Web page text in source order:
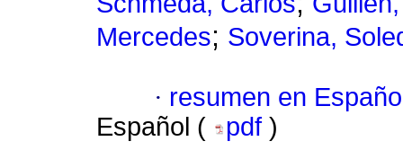
Mercedes; Soverina,
· resumen en
Español (
pdf )